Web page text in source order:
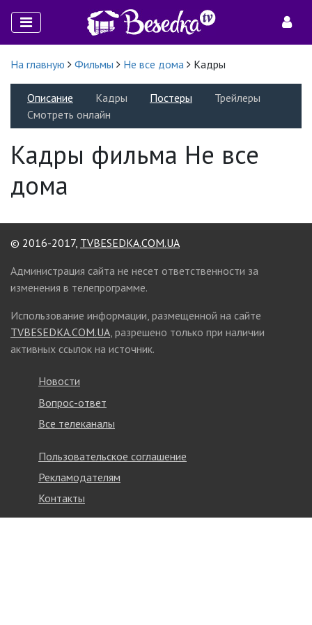
На главную Фильмы Не все дома Кадры
Описание Кадры Постеры
Трейлеры
Смотреть онлайн
Кадры фильма Не все
дома
© 2016-2017, TVBESEDKA.COM.UA
Администрация сайта не несет ответственности за
изменения в телепрограмме.
Использование информации, размещенной на сайте
TVBESEDKA.COM.UA, разрешено только при наличии
активных ссылок на источник.
Новости
Вопрос-ответ
Все телеканалы
Пользовательское соглашение
Рекламодателям
Контакты